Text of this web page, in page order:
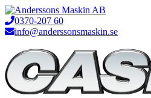
Hoppa
till
innehåll
0370-207 60
info@anderssonsmaskin.se